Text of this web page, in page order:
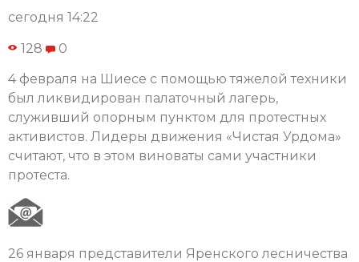
сегодня 14:22
128 0
4 февраля на Шиесе с помощью тяжелой техники
был ликвидирован палаточный лагерь,
служивший опорным пунктом для протестных
активистов. Лидеры движения «Чистая Урдома»
считают, что в этом виноваты сами участники
протеста.
26 января представители Яренского лесничества